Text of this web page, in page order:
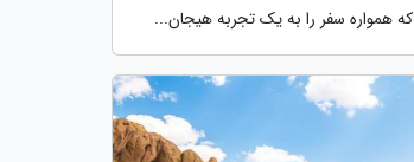
که همواره سفر را به یک تجربه هیجان...